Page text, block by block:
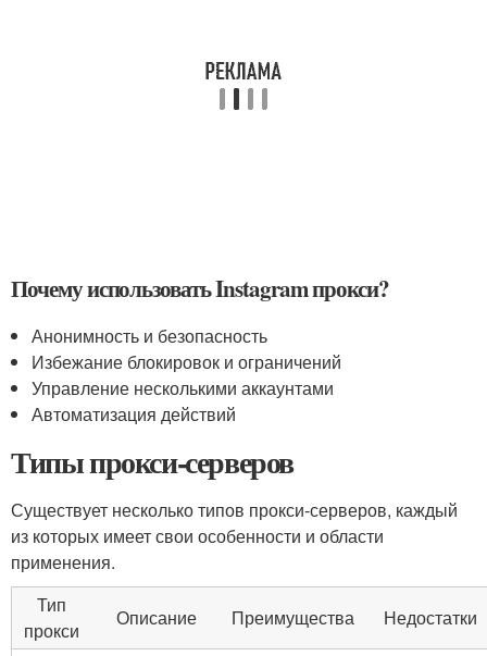
Почему использовать Instagram прокси?
Анонимность и безопасность
Избежание блокировок и ограничений
Управление несколькими аккаунтами
Автоматизация действий
Типы прокси-серверов
Существует несколько типов прокси-серверов, каждый
из которых имеет свои особенности и области
применения.
Тип
прокси
Описание Преимущества Недостатки